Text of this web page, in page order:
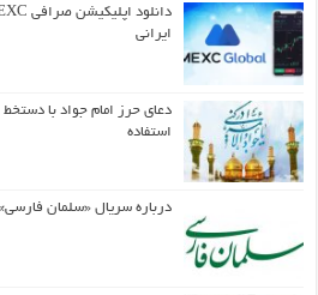
ایرانی
دعای حرز امام جواد با
استفاده
درباره سریال «سلمان